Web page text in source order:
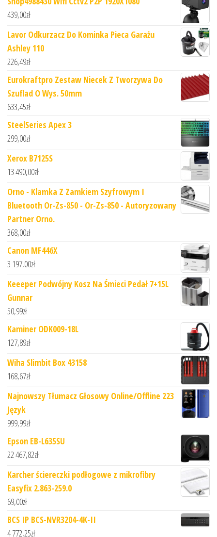
439,00zł
Lavor Odkurzacz Do Kominka Pieca Garażu
Ashley 110
226,49zł
Eurokraftpro Zestaw Niecek Z Tworzywa Do
Szuflad O Wys. 50mm
633,45zł
SteelSeries Apex 3
299,00zł
Xerox B7125S
13 490,00zł
Orno - Klamka Z Zamkiem Szyfrowym I
Bluetooth Or-Zs-850 - Or-Zs-850 - Autoryzowany
Partner Orno.
368,00zł
Canon MF446X
3 197,00zł
Keeeper Podwójny Kosz Na Śmieci Pedał 7+15L
Gunnar
50,99zł
Kaminer ODK009-18L
127,89zł
Wiha Slimbit Box 43158
168,67zł
Najnowszy Tłumacz Głosowy Online/Offline 223
Język
999,99zł
Epson EB-L635SU
22 467,82zł
Karcher ściereczki podłogowe z mikrofibry
Easyfix 2.863-259.0
69,00zł
BCS IP BCS-NVR3204-4K-II
4 772,25zł